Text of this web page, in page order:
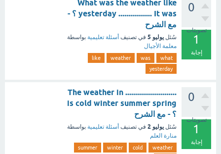
0
تصويتات
1
إجابة
What was the weather like
yesterday ................. It was ؟ -
مع الشرح
سُئل يوليو 5 في تصنيف أسئلة تعليمية بواسطة
معلمة الأجيال
what
was
weather
like
yesterday
0
تصويتات
1
إجابة
The weather in ..........................
is cold winter summer spring
؟ - مع الشرح
سُئل يوليو 2 في تصنيف أسئلة تعليمية بواسطة
منارة العلم
weather
cold
winter
summer